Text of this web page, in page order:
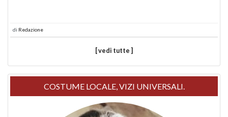
di Redazione
[ vedi tutte ]
COSTUME LOCALE, VIZI UNIVERSALI.